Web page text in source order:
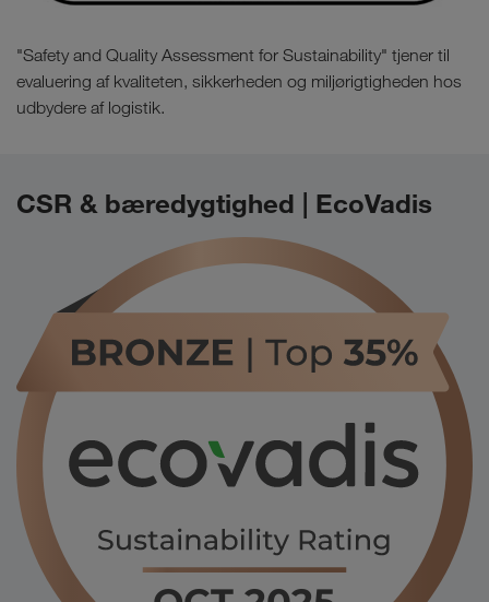
"Safety and Quality Assessment for Sustainability" tjener til
evaluering af kvaliteten, sikkerheden og miljørigtigheden hos
udbydere af logistik.
CSR & bæredygtighed | EcoVadis